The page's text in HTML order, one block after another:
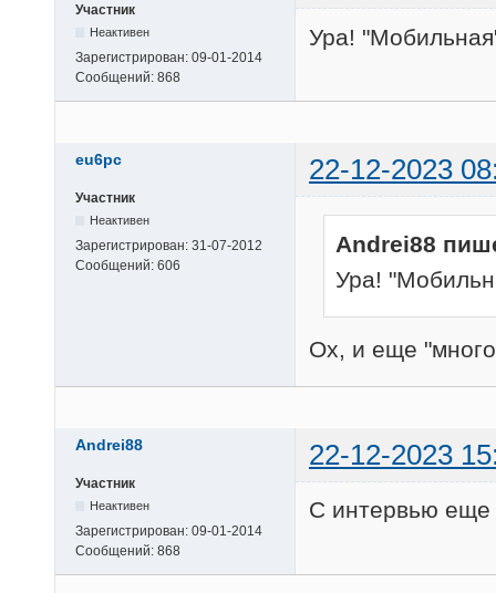
Участник
Неактивен
Зарегистрирован: 09-01-2014
Сообщений: 868
Ура!
eu6pc 22-12-2023
Участник
Неактивен
Зарегистрирован: 31-07-2012
Сообщений: 606
Andrei88
Ура!
Ох, и еще
Andrei88 22-12-2023
Участник
Неактивен
Зарегистрирован: 09-01-2014
Сообщений: 868
С интервью еще